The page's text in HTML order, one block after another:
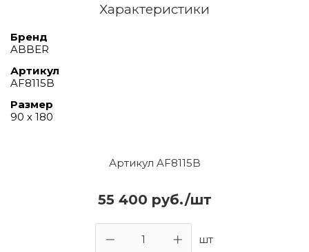
Артикул AF8115B
55 400 руб./шт
шт
Характеристики
Бренд
ABBER
Артикул
AF8115B
Размер
90 х 180